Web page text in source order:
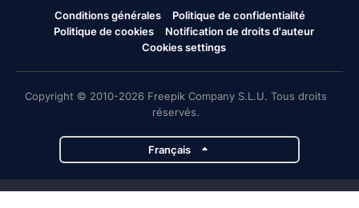
Conditions générales
Politique de confidentialité
Politique de cookies
Notification de droits d'auteur
Cookies settings
Copyright © 2010-2026 Freepik Company S.L.U. Tous droits
réservés.
Français